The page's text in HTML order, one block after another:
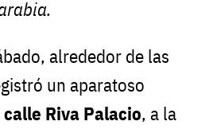
alrededor de las
un aparatoso
calle Riva Palacio, a la